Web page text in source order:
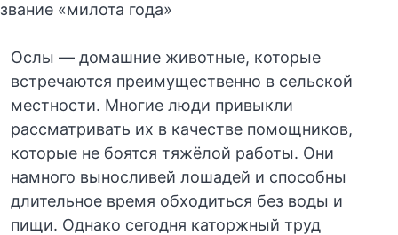
Ослы — домашние животные, которые
встречаются преимущественно в сельской
местности. Многие люди привыкли
рассматривать их в качестве помощников,
которые не боятся тяжёлой работы. Они
намного выносливей лошадей и способны
длительное время обходиться без воды и
пищи. Однако сегодня каторжный труд